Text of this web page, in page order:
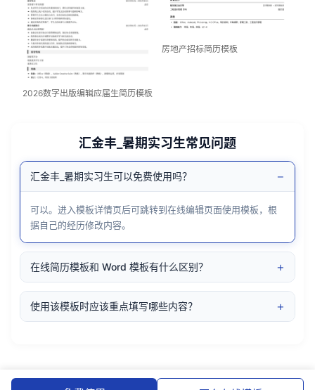
2026数字出版编辑应届生简历模板
房地产招标简历模板
汇金丰_暑期实习生常见问题
汇金丰_暑期实习生可以免费使用吗？ −
可以。进入模板详情页后可跳转到在线编辑页面使用模板，根
据自己的经历修改内容。
在线简历模板和 Word 模板有什么区别？ +
使用该模板时应该重点填写哪些内容？ +